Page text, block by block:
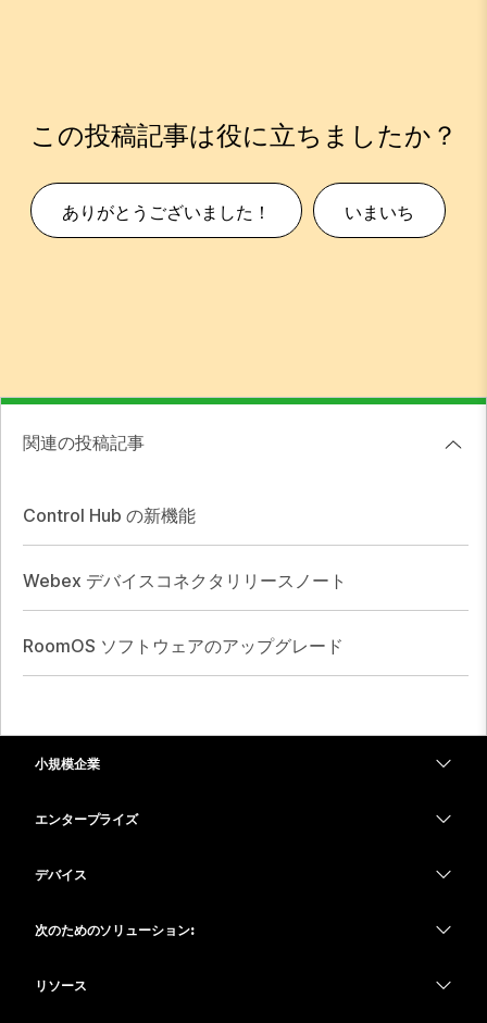
この投稿記事は役に立ちましたか？
ありがとうございました！ いまいち
関連の投稿記事
Control Hub の新機能
Webex デバイスコネクタリリースノート
RoomOS ソフトウェアのアップグレード
小規模企業
エンタープライズ
デバイス
次のためのソリューション:
リソース